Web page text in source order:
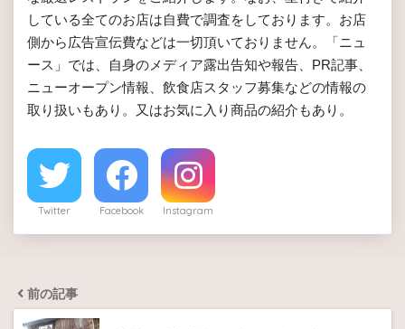
している全てのお店は自費で調査をしております。お店
側から広告宣伝費などは一切頂いておりません。「ニュ
ース」では、自身のメディア露出告知や報告、PR記事、
ニューオープン情報、飲食店スタッフ募集などの情報の
取り扱いもあり。又はお気に入り商品の紹介もあり。
Twitter Facebook Instagram
前の記事